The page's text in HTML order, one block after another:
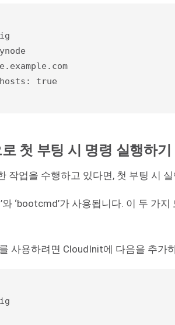
true
첫 부팅 시 명령 실행하기
작업을 수행하고 있다면, 첫 부팅 시
와 ‘bootcmd’가 사용됩니다. 이 두 가
사용하려면 CloudInit에 다음을 추가